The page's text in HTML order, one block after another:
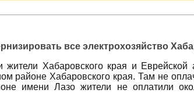
все электрохозяйство
жители Хабаровского края и Еврейской
районе Хабаровского края. Там не
имени Лазо жители не оплатили